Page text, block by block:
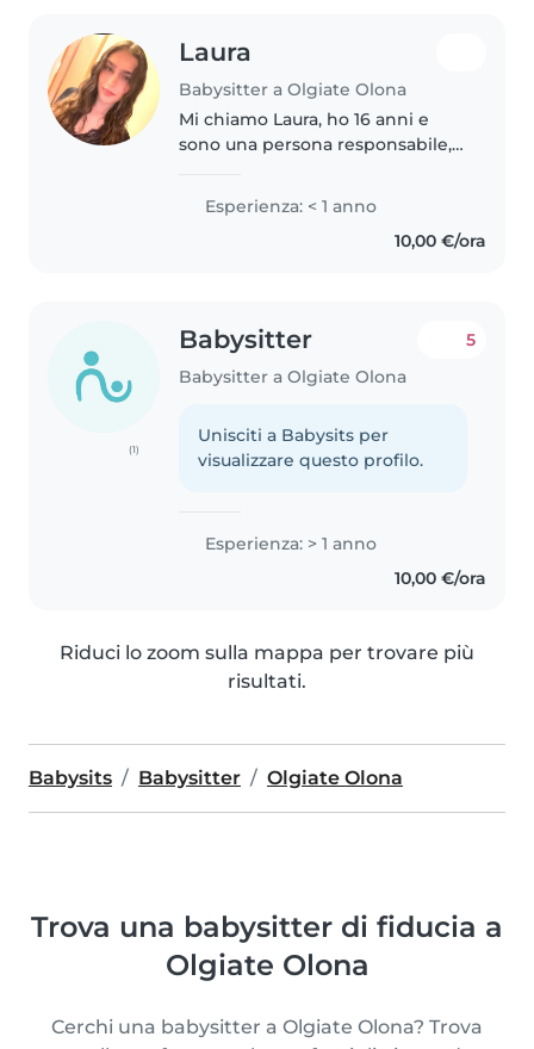
Laura
Babysitter a Olgiate Olona
Mi chiamo Laura, ho 16 anni e
sono una persona responsabile,
molto lavorare con i bambini e
trascorrere del tempo con loro,
creando un ambiente sereno,..
Esperienza: < 1 anno
10,00 €/ora
(1)
Babysitter
Babysitter a Olgiate Olona
5
Unisciti a Babysits per
visualizzare questo profilo.
Esperienza: > 1 anno
10,00 €/ora
Riduci lo zoom sulla mappa per trovare più
risultati.
Babysits Babysitter Olgiate Olona
Trova una babysitter di fiducia a
Olgiate Olona
Cerchi una babysitter a Olgiate Olona? Trova